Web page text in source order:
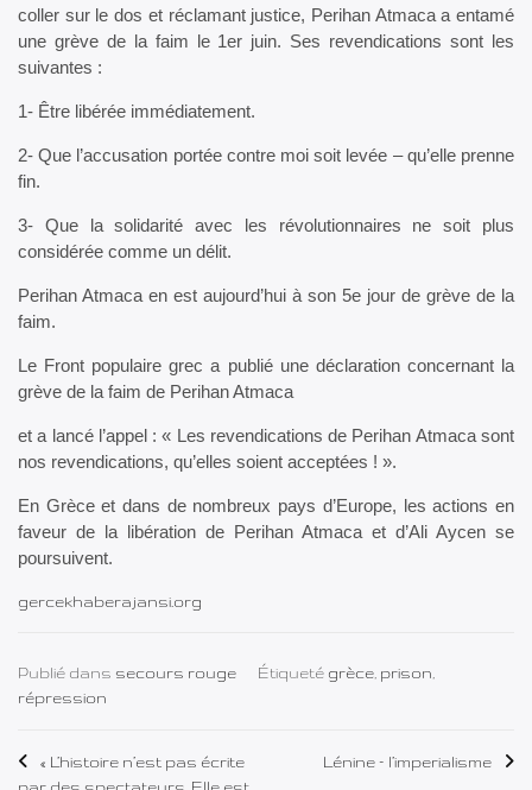
coller sur le dos et réclamant justice, Perihan Atmaca a entamé
une grève de la faim le 1er juin. Ses revendications sont les
suivantes :
1- Être libérée immédiatement.
2- Que l’accusation portée contre moi soit levée – qu’elle prenne
fin.
3- Que la solidarité avec les révolutionnaires ne soit plus
considérée comme un délit.
Perihan Atmaca en est aujourd’hui à son 5e jour de grève de la
faim.
Le Front populaire grec a publié une déclaration concernant la
grève de la faim de Perihan Atmaca
et a lancé l’appel : « Les revendications de Perihan Atmaca sont
nos revendications, qu’elles soient acceptées ! ».
En Grèce et dans de nombreux pays d’Europe, les actions en
faveur de la libération de Perihan Atmaca et d’Ali Aycen se
poursuivent.
gercekhaberajansi.org
Publié dans secours rouge Étiqueté grèce prison
répression
Navigation
« L’histoire n’est pas écrite
par des spectateurs. Elle est
Lénine – l’imperialisme